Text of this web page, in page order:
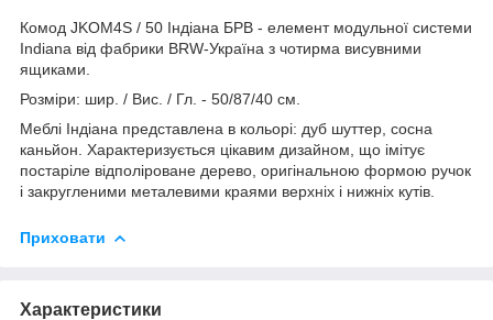
Комод JKOM4S / 50 Індіана БРВ - елемент модульної системи
Indiana від фабрики BRW-Україна з чотирма висувними
ящиками.
Розміри: шир. / Вис. / Гл. - 50/87/40 см.
Меблі Індіана представлена в кольорі: дуб шуттер, сосна
каньйон. Характеризується цікавим дизайном, що імітує
постаріле відполіроване дерево, оригінальною формою ручок
і закругленими металевими краями верхніх і нижніх кутів.
Приховати
Характеристики